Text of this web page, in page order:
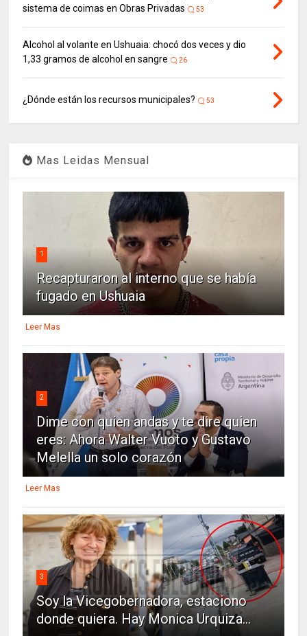
sistema de coimas en Obras Privadas
53
Alcohol al volante en Ushuaia: chocó dos veces y dio
1,33 gramos de alcohol en sangre
26
¿Dónde están los recursos municipales? 53
Mas Leidas Mensual
1
Recapturaron al interno que se había
fugado en Ushuaia
Leer Mas
2
Dime con quien andas y te dire quien
eres: Ahora Walter Vuoto y Gustavo
Melella un solo corazón
Leer Mas
3
Soy la Vicegobernadora, estaciono
donde quiera. Hay Monica Urquiza...